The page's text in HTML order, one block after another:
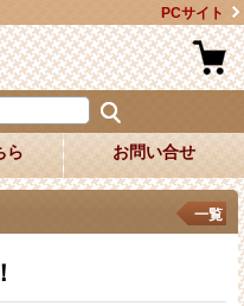
PCサイト
ら お問い合せ
一覧